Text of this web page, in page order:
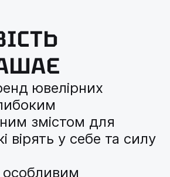
ювелірних
змістом для
вірять у себе та силу
особливим